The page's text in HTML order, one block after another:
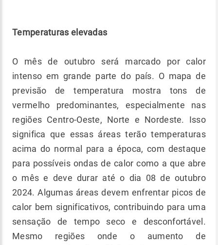
Temperaturas elevadas
O mês de outubro será marcado por calor
intenso em grande parte do país. O mapa de
previsão de temperatura mostra tons de
vermelho predominantes, especialmente nas
regiões Centro-Oeste, Norte e Nordeste. Isso
significa que essas áreas terão temperaturas
acima do normal para a época, com destaque
para possíveis ondas de calor como a que abre
o mês e deve durar até o dia 08 de outubro
2024. Algumas áreas devem enfrentar picos de
calor bem significativos, contribuindo para uma
sensação de tempo seco e desconfortável.
Mesmo regiões onde o aumento de